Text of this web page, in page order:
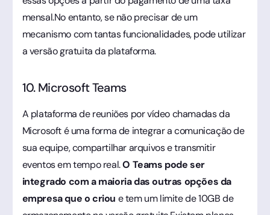
mensal.No entanto, se não precisar de um
mecanismo com tantas funcionalidades, pode utilizar
a versão gratuita da plataforma.
10. Microsoft Teams
A plataforma de reuniões por vídeo chamadas da
Microsoft é uma forma de integrar a comunicação de
sua equipe, compartilhar arquivos e transmitir
eventos em tempo real.O Teams pode ser
integrado com a maioria das outras opções da
empresa que o criou e tem um limite de 10GB de